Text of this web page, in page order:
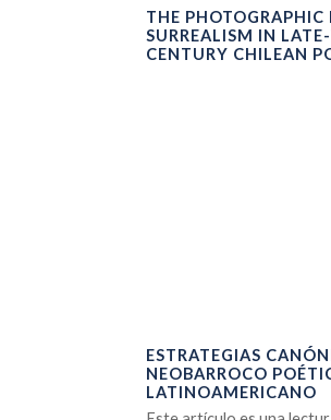
THE PHOTOGRAPHIC
SURREALISM IN
CENTURY CHILEAN
ESTRATEGIAS
NEOBARROCO
LATINOAMERICANO